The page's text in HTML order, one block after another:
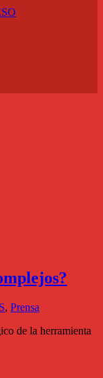
, Prensa
de la herramienta